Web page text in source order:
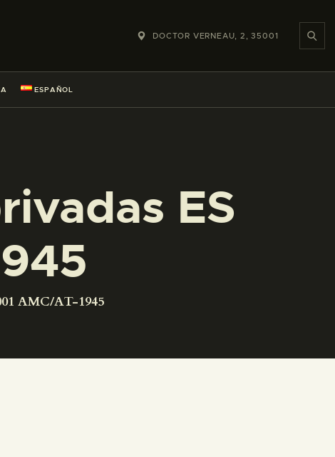
DOCTOR VERNEAU, 2, 35001
ESPAÑOL
ES
AMC/AT-1945